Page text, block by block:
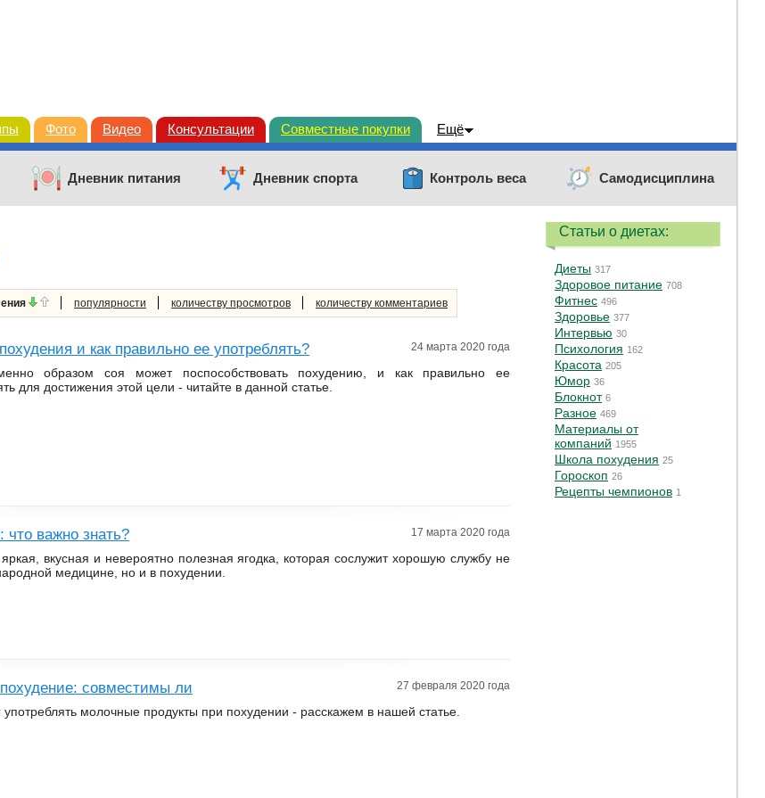
Фото Видео Консультации Совместные покупки Ещё
Дневник питания Дневник спорта Контроль веса Самодисциплина
популярности количеству просмотров количеству комментариев
и как правильно ее употреблять? 24 марта 2020 года
образом соя может поспособствовать похудению, и как правильно ее
для достижения этой цели - читайте в данной статье.
что важно знать? 17 марта 2020 года
вкусная и невероятно полезная ягодка, которая сослужит хорошую службу не
медицине, но и в похудении.
совместимы ли 27 февраля 2020 года
молочные продукты при похудении - расскажем в нашей статье.
Статьи о диетах:
Диеты 317
Здоровое питание 708
Фитнес 496
Здоровье 377
Интервью 30
Психология 162
Красота 205
Юмор 36
Блокнот 6
Разное 469
Материалы от
компаний 1955
Школа похудения 25
Гороскоп 26
Рецепты чемпионов 1